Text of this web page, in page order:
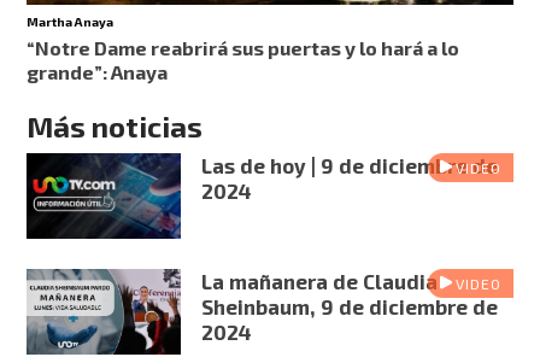
Martha Anaya
“Notre Dame reabrirá sus puertas y lo hará a lo
grande”: Anaya
Más noticias
VIDEO
Las de hoy | 9 de diciembre de
2024
VIDEO
La mañanera de Claudia
Sheinbaum, 9 de diciembre de
2024